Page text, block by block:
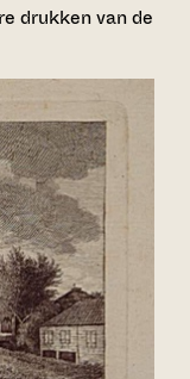
drukken van de